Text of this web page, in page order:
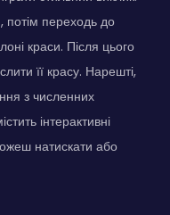
переходь до
краси. Після цього
її красу. Нарешті,
з численних
інтерактивні
натискати або